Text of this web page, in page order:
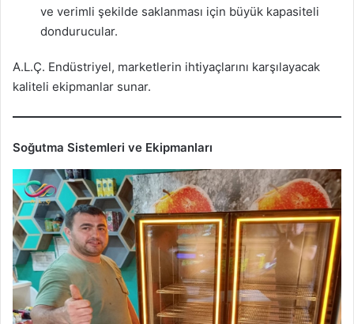
ve verimli şekilde saklanması için büyük kapasiteli
dondurucular.
A.L.Ç. Endüstriyel, marketlerin ihtiyaçlarını karşılayacak
kaliteli ekipmanlar sunar.
Soğutma Sistemleri ve Ekipmanları